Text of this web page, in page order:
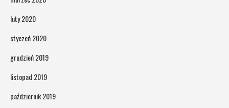
luty 2020
styczeń 2020
grudzień 2019
listopad 2019
październik 2019